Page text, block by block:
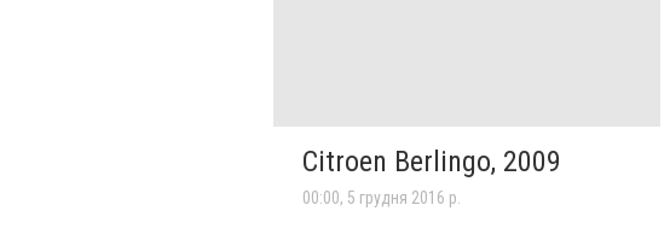
Citroen Berlingo, 2009
00:00, 5 грудня 2016 р.